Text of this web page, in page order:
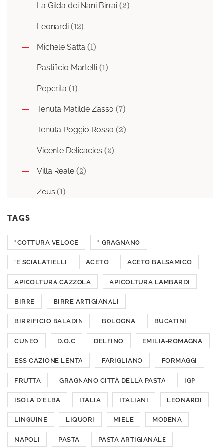
La Gilda dei Nani Birrai (2)
Leonardi (12)
Michele Satta (1)
Pastificio Martelli (1)
Peperita (1)
Tenuta Matilde Zasso (7)
Tenuta Poggio Rosso (2)
Vicente Delicacies (2)
Villa Reale (2)
Zeus (1)
TAGS
"COTTURA VELOCE " GRAGNANO
'E SCIALATIELLI ACETO ACETO BALSAMICO
APICOLTURA CAZZOLA APICOLTURA LAMBARDI
BIRRE BIRRE ARTIGIANALI
BIRRIFICIO BALADIN BOLOGNA BUCATINI
CUNEO D.O.C DELFINO EMILIA-ROMAGNA
ESSICAZIONE LENTA FARIGLIANO FORMAGGI
FRUTTA GRAGNANO CITTÀ DELLA PASTA IGP
ISOLA D'ELBA ITALIA ITALIANI LEONARDI
LINGUINE LIQUORI MIELE MODENA
NAPOLI PASTA PASTA ARTIGIANALE